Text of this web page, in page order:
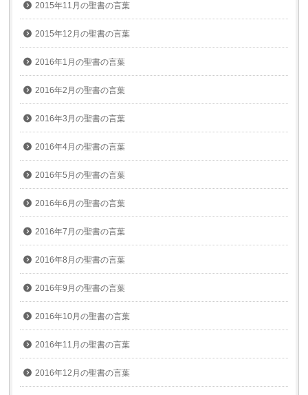
2015年11月の聖書の言葉
2015年12月の聖書の言葉
2016年1月の聖書の言葉
2016年2月の聖書の言葉
2016年3月の聖書の言葉
2016年4月の聖書の言葉
2016年5月の聖書の言葉
2016年6月の聖書の言葉
2016年7月の聖書の言葉
2016年8月の聖書の言葉
2016年9月の聖書の言葉
2016年10月の聖書の言葉
2016年11月の聖書の言葉
2016年12月の聖書の言葉